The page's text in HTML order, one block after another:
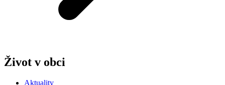
Život v obci
Aktuality